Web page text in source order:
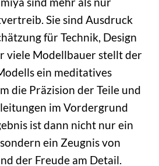
Sie sind Ausdruck
für Technik, Design
viele Modellbauer stellt der
ein meditatives
die Präzision der Teile und
im Vordergrund
ist dann nicht nur ein
ein Zeugnis von
der Freude am Detail.